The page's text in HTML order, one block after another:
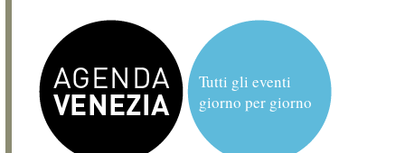
Tutti gli eventi
giorno per giorno